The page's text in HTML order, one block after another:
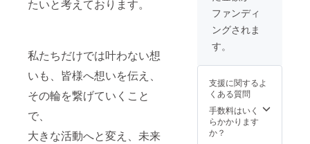
たいと考えております。
私たちだけでは叶わない想
いも、皆様へ想いを伝え、
その輪を繋げていくこと
で、
大きな活動へと変え、未来
につき
はカー
おすす
めして
おりま
せん。
内部
データ
（役職
など）
につき
ドへの
記載は
おすす
めして
おりま
せん。
付して
ご送付
下さい
とお名
載可能
です。
備考欄
にご記
ファンディ
ングされま
す。
支援に関するよ
くある質問
手数料はいく
らかかります
か？